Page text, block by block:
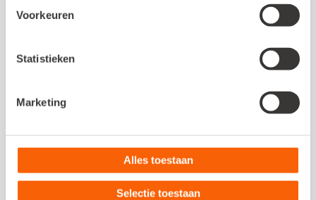
Voorkeuren
Statistieken
Marketing
Alles toestaan
Selectie toestaan
Interesse in deze
Veelgestelde vragen